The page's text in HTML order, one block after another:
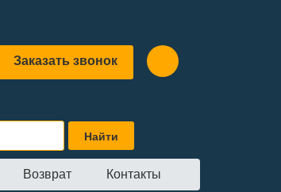
Заказать звонок
Возврат Контакты